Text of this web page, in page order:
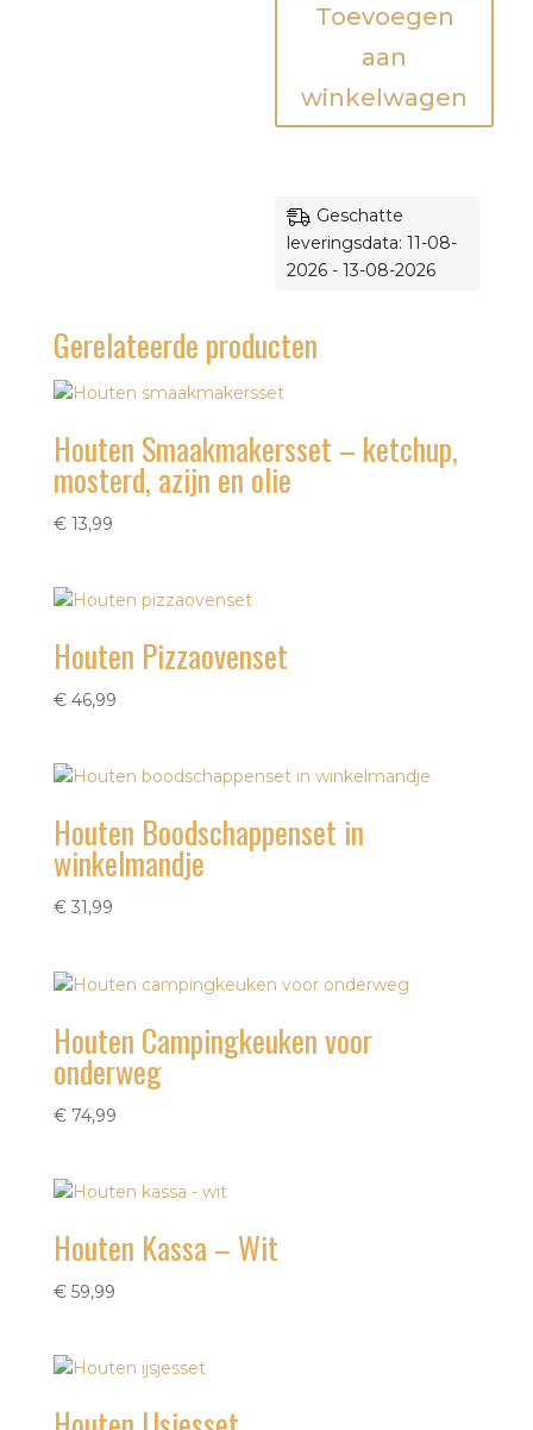
PastelToevoegen
aan
winkelwagen
Geschatte
leveringsdata: 11-08-
2026 - 13-08-2026
Gerelateerde producten
Houten Smaakmakersset – ketchup,
mosterd, azijn en olie
€13,99
Houten Pizzaovenset
€46,99
Houten Boodschappenset in
winkelmandje
€31,99
Houten Campingkeuken voor
onderweg
€74,99
Houten Kassa – Wit
€59,99